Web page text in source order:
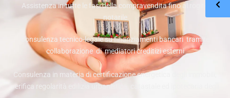
Assistenza in tutte le fasi della compravendita fino al rogito
notarile
Consulenza tecnico-legale su finanziamenti bancari tramite
collaborazione di mediatori creditizi esterni
Consulenza in materia di certificazione energetica degli immobili,
verifica regolarità edilizia urbanistica, catastale ed ipotecaria degli